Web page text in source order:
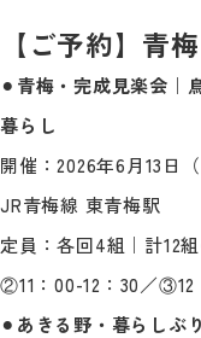
【ご予約】青
⚫︎ 青梅・完成見楽会｜
暮らし
開催：2026年6月13日
JR青梅線 東青梅駅
定員：各回4組｜計12
②11：00-12：30／③12
⚫︎ あきる野・暮らしぶ